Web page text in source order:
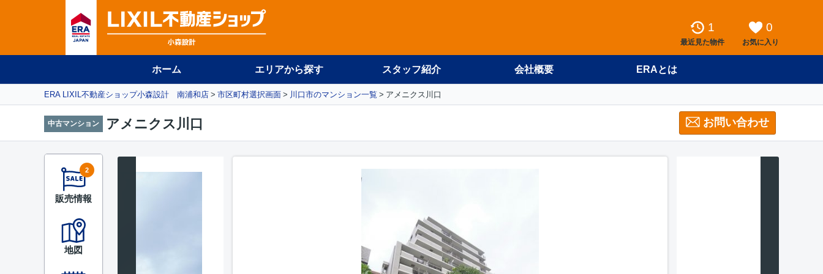
1
最近見た物件
0
お気に入り
ホーム エリアから探す スタッフ紹介 会社概要 ERAとは
ERA LIXIL不動産ショップ小森設計 南浦和店 市区町村選択画面 川口市のマンション一覧 アメニクス川口
中古マンション アメニクス川口 お問い合わせ
販売情報
2
地図